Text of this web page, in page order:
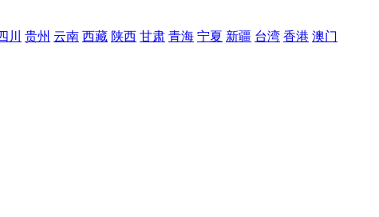
川 贵州 云南 西藏 陕西 甘肃 青海 宁夏 新疆 台湾 香港 澳门